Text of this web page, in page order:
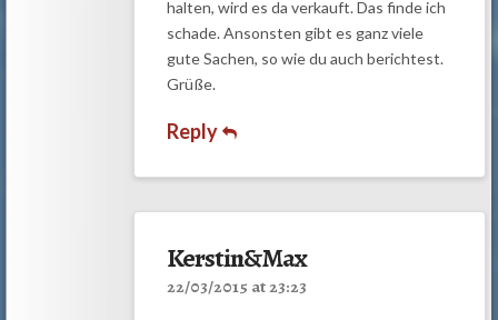
halten, wird es da verkauft. Das finde ich
schade. Ansonsten gibt es ganz viele
gute Sachen, so wie du auch berichtest.
Grüße.
Reply
Kerstin&Max
22/03/2015 at 23:23